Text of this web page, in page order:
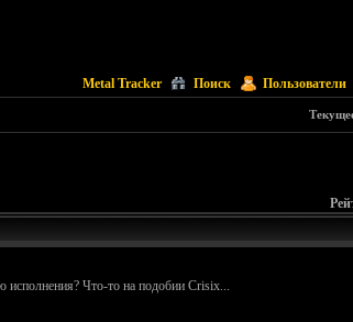
Metal Tracker Поиск Пользователи
Что-то на подобии Crisix...